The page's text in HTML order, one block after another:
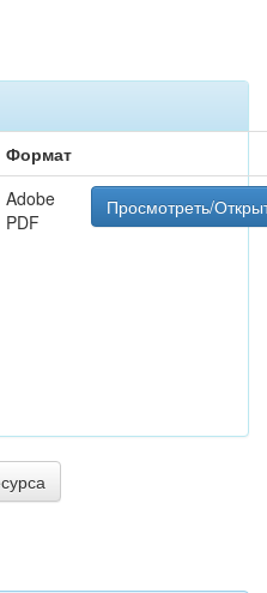
Формат
Adobe
PDF
Просмотреть/